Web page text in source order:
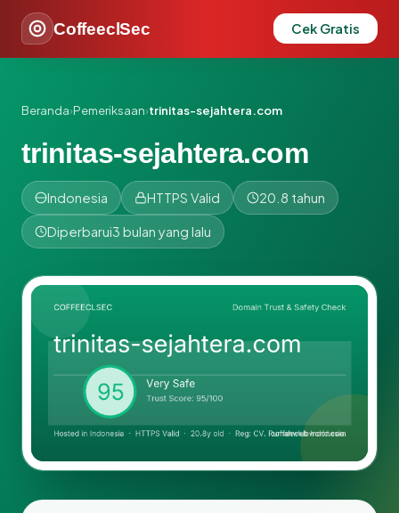
CoffeeclSec Cek Gratis
Beranda›Pemeriksaan›trinitas-sejahtera.com
trinitas-sejahtera.com
Indonesia HTTPS Valid 20.8 tahun
Diperbarui3 bulan yang lalu